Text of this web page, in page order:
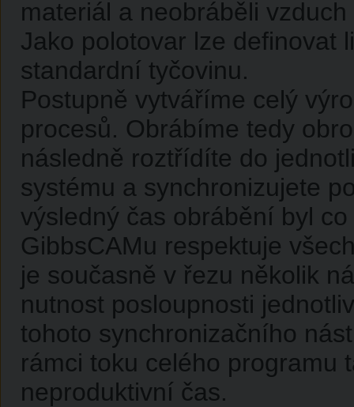
materiál a neobráběli
Jako polotovar lze definovat
standardní tyčovinu.
Postupně vytváříme celý
procesů. Obrábíme tedy
následně roztřídíte do
systému a synchronizujete
výsledný čas obrábění byl
GibbsCAMu respektuje
je současně v řezu několik
nutnost posloupnosti
tohoto synchronizačního
rámci toku celého programu
neproduktivní čas.